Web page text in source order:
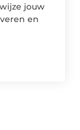
jouw
en